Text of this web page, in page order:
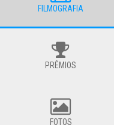
FILMOGRAFIA
PRÊMIOS
FOTOS